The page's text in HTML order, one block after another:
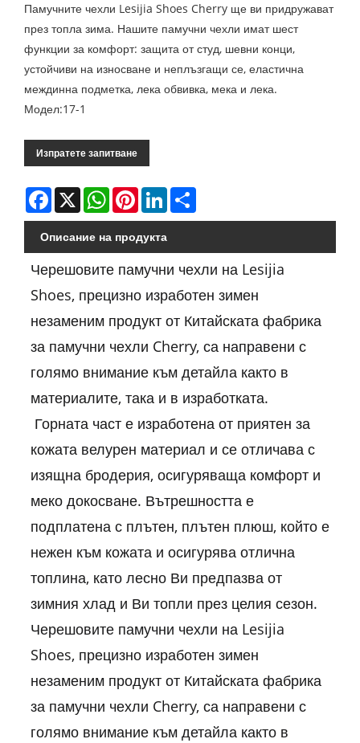
Памучните чехли Lesijia Shoes Cherry ще ви придружават
през топла зима. Нашите памучни чехли имат шест
функции за комфорт: защита от студ, шевни конци,
устойчиви на износване и неплъзгащи се, еластична
междинна подметка, лека обвивка, мека и лека.
Модел:17-1
Изпратете запитване
Facebook
X WhatsAppPinterestLinkedIn
Описание на продукта
Черешовите памучни чехли на Lesijia
Shoes, прецизно изработен зимен
незаменим продукт от Китайската фабрика
за памучни чехли Cherry, са направени с
голямо внимание към детайла както в
материалите, така и в изработката.
Горната част е изработена от приятен за
кожата велурен материал и се отличава с
изящна бродерия, осигуряваща комфорт и
меко докосване. Вътрешността е
подплатена с плътен, плътен плюш, който е
нежен към кожата и осигурява отлична
топлина, като лесно Ви предпазва от
зимния хлад и Ви топли през целия сезон.
Черешовите памучни чехли на Lesijia
Shoes, прецизно изработен зимен
незаменим продукт от Китайската фабрика
за памучни чехли Cherry, са направени с
голямо внимание към детайла както в